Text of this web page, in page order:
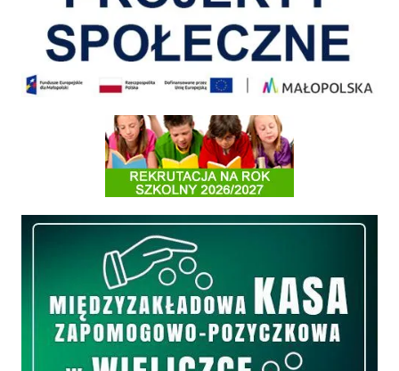
Informacja o terminach rekrutacji na rok szkolny 2026/2027
Międzyzakładowa Kasa Zapomogowo - Pożyczkowa